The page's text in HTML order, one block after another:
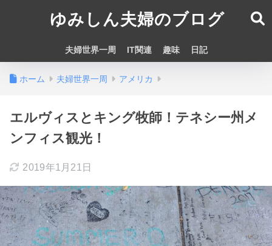
ゆみしん夫婦のブログ
夫婦世界一周 IT関連 趣味 日記
ホーム 夫婦世界一周 アメリカ
エルヴィスとキング牧師！テネシー州メ
ンフィス観光！
2019年1月21日